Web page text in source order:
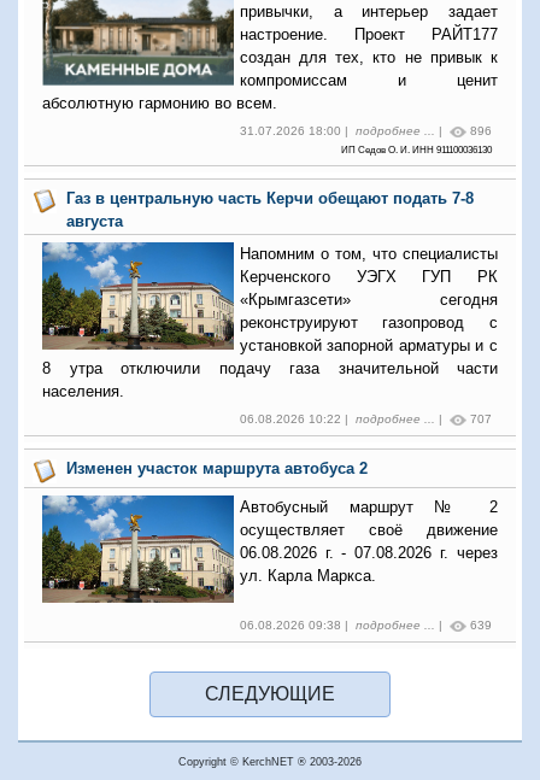
привычки, а интерьер задает
настроение. Проект РАЙТ177
создан для тех, кто не привык к
компромиссам и ценит
абсолютную гармонию во всем.
31.07.2026 18:00 | подробнее ... | 896
ИП Седов О. И. ИНН 911100036130
Газ в центральную часть Керчи обещают подать 7-8
августа
Напомним о том, что специалисты
Керченского УЭГХ ГУП РК
«Крымгазсети» сегодня
реконструируют газопровод с
установкой запорной арматуры и с
8 утра отключили подачу газа значительной части
населения.
06.08.2026 10:22 | подробнее ... | 707
Изменен участок маршрута автобуса 2
Автобусный маршрут № 2
осуществляет своё движение
06.08.2026 г. - 07.08.2026 г. через
ул. Карла Маркса.
06.08.2026 09:38 | подробнее ... 639
Copyright © KerchNET ® 2003-2026